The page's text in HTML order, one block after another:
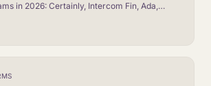
in 2026: Certainly, Intercom Fin, Ada,
fake winner.